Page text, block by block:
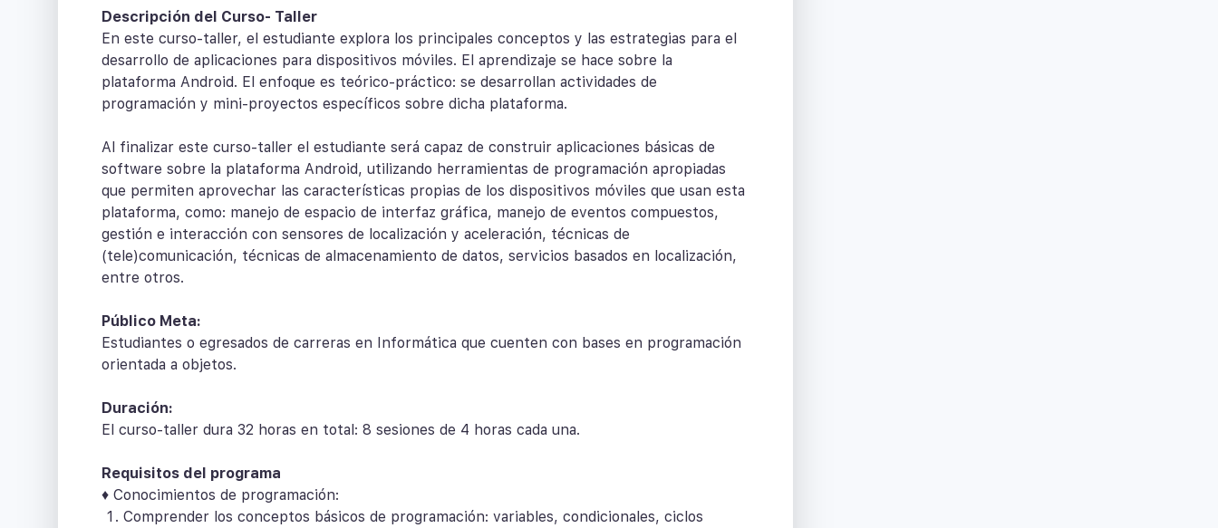
Descripción del Curso- Taller
En este curso-taller, el estudiante explora los principales conceptos y las estrategias para el
desarrollo de aplicaciones para dispositivos móviles. El aprendizaje se hace sobre la
plataforma Android. El enfoque es teórico-práctico: se desarrollan actividades de
programación y mini-proyectos específicos sobre dicha plataforma.
Al finalizar este curso-taller el estudiante será capaz de construir aplicaciones básicas de
software sobre la plataforma Android, utilizando herramientas de programación apropiadas
que permiten aprovechar las características propias de los dispositivos móviles que usan esta
plataforma, como: manejo de espacio de interfaz gráfica, manejo de eventos compuestos,
gestión e interacción con sensores de localización y aceleración, técnicas de
(tele)comunicación, técnicas de almacenamiento de datos, servicios basados en localización,
entre otros.
Público Meta:
Estudiantes o egresados de carreras en Informática que cuenten con bases en programación
orientada a objetos.
Duración:
El curso-taller dura 32 horas en total: 8 sesiones de 4 horas cada una.
Requisitos del programa
♦ Conocimientos de programación:
Comprender los conceptos básicos de programación: variables, condicionales, ciclos